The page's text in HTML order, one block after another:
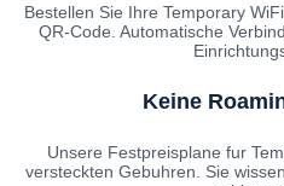
Bestellen Sie Ihre Temporary
QR-Code. Automatische
Keine
Unsere Festpreisplane fur
versteckten Gebuhren. Sie